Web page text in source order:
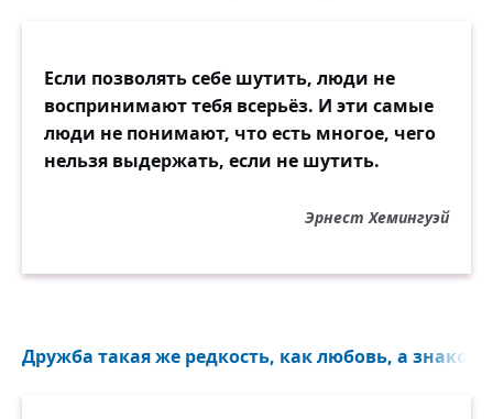
Если позволять себе шутить, люди не
воспринимают тебя всерьёз. И эти самые
люди не понимают, что есть многое, чего
нельзя выдержать, если не шутить.
Эрнест Хемингуэй
Дружба такая же редкость, как любовь, а